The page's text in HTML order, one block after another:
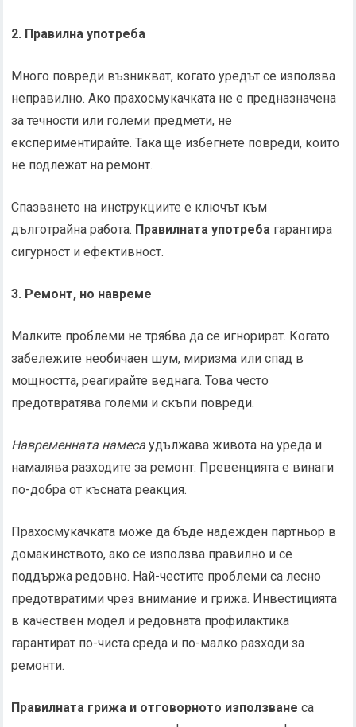
2. Правилна употреба
Много повреди възникват, когато уредът се използва
неправилно. Ако прахосмукачката не е предназначена
за течности или големи предмети, не
експериментирайте. Така ще избегнете повреди, които
не подлежат на ремонт.
Спазването на инструкциите е ключът към
дълготрайна работа. Правилната употреба гарантира
сигурност и ефективност.
3. Ремонт, но навреме
Малките проблеми не трябва да се игнорират. Когато
забележите необичаен шум, миризма или спад в
мощността, реагирайте веднага. Това често
предотвратява големи и скъпи повреди.
Навременната намеса удължава живота на уреда и
намалява разходите за ремонт. Превенцията е винаги
по-добра от късната реакция.
Прахосмукачката може да бъде надежден партньор в
домакинството, ако се използва правилно и се
поддържа редовно. Най-честите проблеми са лесно
предотвратими чрез внимание и грижа. Инвестицията
в качествен модел и редовната профилактика
гарантират по-чиста среда и по-малко разходи за
ремонти.
Правилната грижа и отговорното използване са